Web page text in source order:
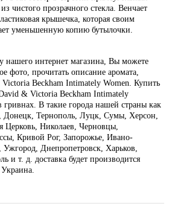
чистого прозрачного стекла. Венчает
крышечка, которая своим
уменьшенную копию бутылочки.
нашего интернет магазина, Вы можете
фото, прочитать описание аромата,
Beckham Intimately Women. Купить
& Victoria Beckham Intimately
гривнах. В такие города нашей страны как
Донецк, Тернополь, Луцк, Сумы, Херсон,
Церковь, Николаев, Черновцы,
Кривой Рог, Запорожье, Ивано-
Днепропетровск, Харьков,
и т. д. доставка будет производится